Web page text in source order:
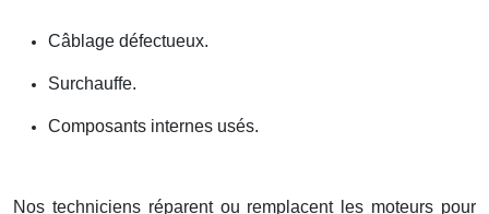
Câblage défectueux.
Surchauffe.
Composants internes usés.
Nos techniciens réparent ou remplacent les moteurs pour